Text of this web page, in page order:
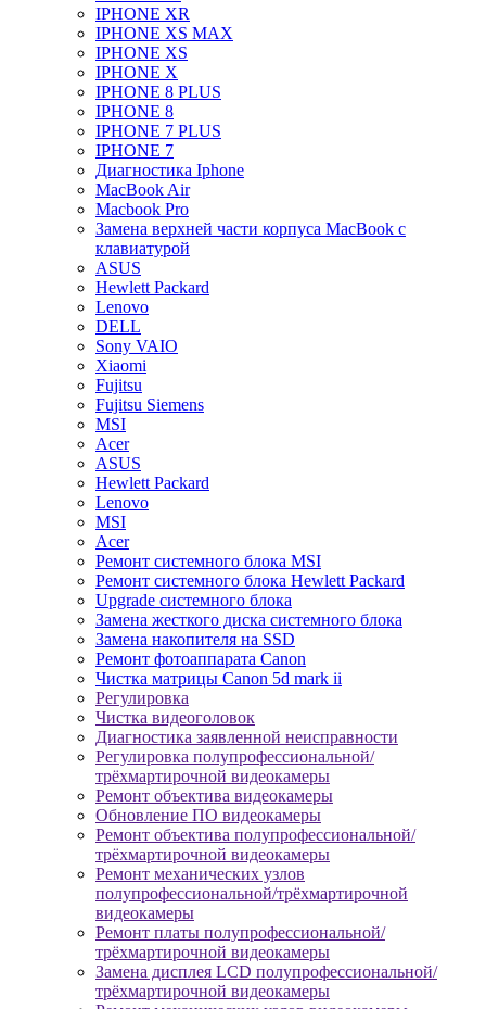
IPHONE XR
IPHONE XS MAX
IPHONE XS
IPHONE X
IPHONE 8 PLUS
IPHONE 8
IPHONE 7 PLUS
IPHONE 7
Диагностика Iphone
MacBook Air
Macbook Pro
Замена верхней части корпуса MacBook с
клавиатурой
ASUS
Hewlett Packard
Lenovo
DELL
Sony VAIO
Xiaomi
Fujitsu
Fujitsu Siemens
MSI
Acer
ASUS
Hewlett Packard
Lenovo
MSI
Acer
Ремонт системного блока MSI
Ремонт системного блока Hewlett Packard
Upgrade системного блока
Замена жесткого диска системного блока
Замена накопителя на SSD
Ремонт фотоаппарата Canon
Чистка матрицы Canon 5d mark ii
Регулировка
Чистка видеоголовок
Диагностика заявленной неисправности
Регулировка полупрофессиональной/
трёхмартирочной видеокамеры
Ремонт объектива видеокамеры
Обновление ПО видеокамеры
Ремонт объектива полупрофессиональной/
трёхмартирочной видеокамеры
Ремонт механических узлов
полупрофессиональной/трёхмартирочной
видеокамеры
Ремонт платы полупрофессиональной/
трёхмартирочной видеокамеры
Замена дисплея LCD полупрофессиональной/
трёхмартирочной видеокамеры